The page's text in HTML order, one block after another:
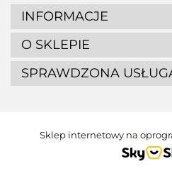
INFORMACJE
O SKLEPIE
SPRAWDZONA
Sklep internetowy na